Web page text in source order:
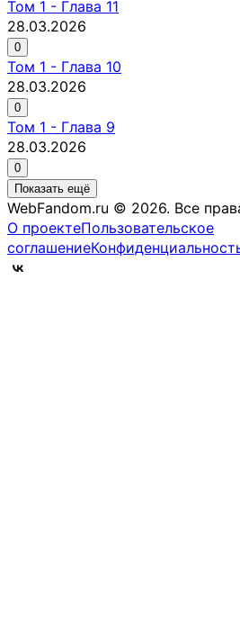
Том 1 - Глава 11
28.03.2026
0
Том 1 - Глава 10
28.03.2026
0
Том 1 - Глава 9
28.03.2026
0
Показать ещё
WebFandom.ru © 2026. Все
О проектеПользовательское
соглашение